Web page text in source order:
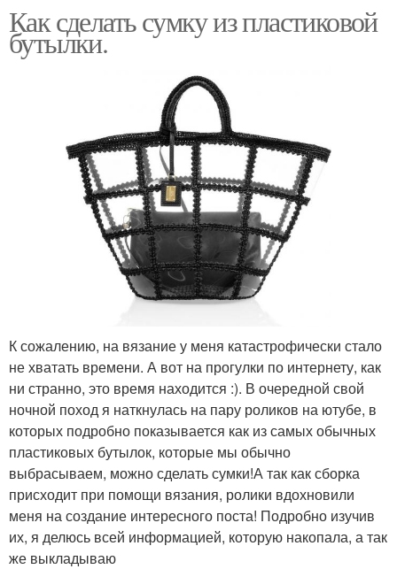
Как сделать сумку из пластиковой
бутылки.
К сожалению, на вязание у меня катастрофически стало
не хватать времени. А вот на прогулки по интернету, как
ни странно, это время находится :). В очередной свой
ночной поход я наткнулась на пару роликов на ютубе, в
которых подробно показывается как из самых обычных
пластиковых бутылок, которые мы обычно
выбрасываем, можно сделать сумки!А так как сборка
присходит при помощи вязания, ролики вдохновили
меня на создание интересного поста! Подробно изучив
их, я делюсь всей информацией, которую накопала, а так
же выкладываю